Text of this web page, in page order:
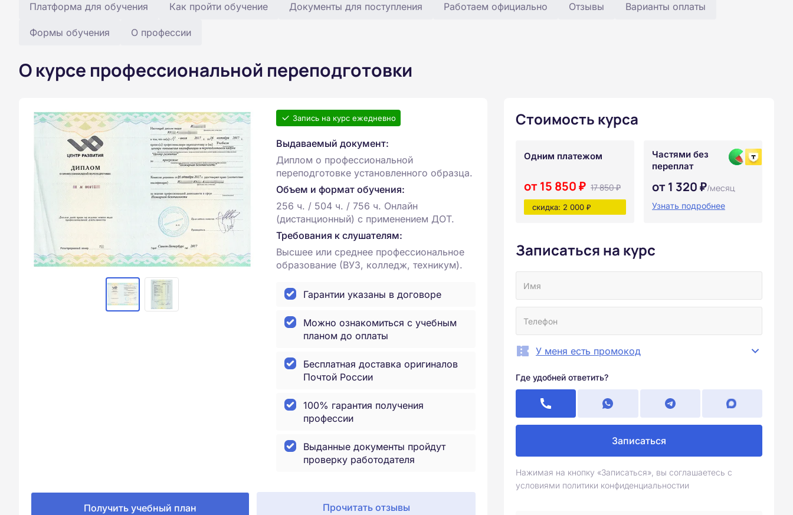
Платформа для обучения Как пройти обучение Документы для поступления Работаем официально Отзывы Варианты оплаты
Формы обучения О профессии
О курсе профессиональной переподготовки
Запись на курс ежедневно
Выдаваемый документ:
Диплом о профессиональной
переподготовке установленного образца.
Объем и формат обучения:
256 ч. / 504 ч. / 756 ч. Онлайн
(дистанционный) с применением ДОТ.
Требования к слушателям:
Высшее или среднее профессиональное
образование (ВУЗ, колледж, техникум).
Гарантии указаны в договоре
Можно ознакомиться с учебным
планом до оплаты
Бесплатная доставка оригиналов
Почтой России
100% гарантия получения
профессии
Выданные документы пройдут
проверку работодателя
Получить учебный план Прочитать отзывы
Стоимость курса
Одним платежом
от 15 850 ₽ 17 850 ₽
скидка: 2 000 ₽
Частями без
переплат
от 1 320 ₽/месяц
Узнать подробнее
Записаться на курс
У меня есть промокод
Где удобней ответить?
Записаться
Нажимая на кнопку «Записаться», вы соглашаетесь с
условиями политики конфиденциальностии